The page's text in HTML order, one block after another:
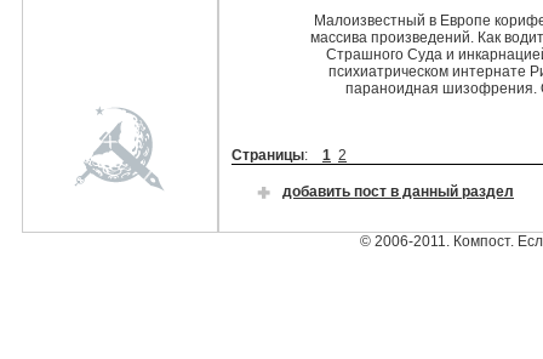
Малоизвестный в Европе
массива произведений. Как
Страшного Суда и
психиатрическом интернате
параноидная шизофрения.
Страницы: 1 2
добавить пост в данный раздел
© 2006-2011. Компост.